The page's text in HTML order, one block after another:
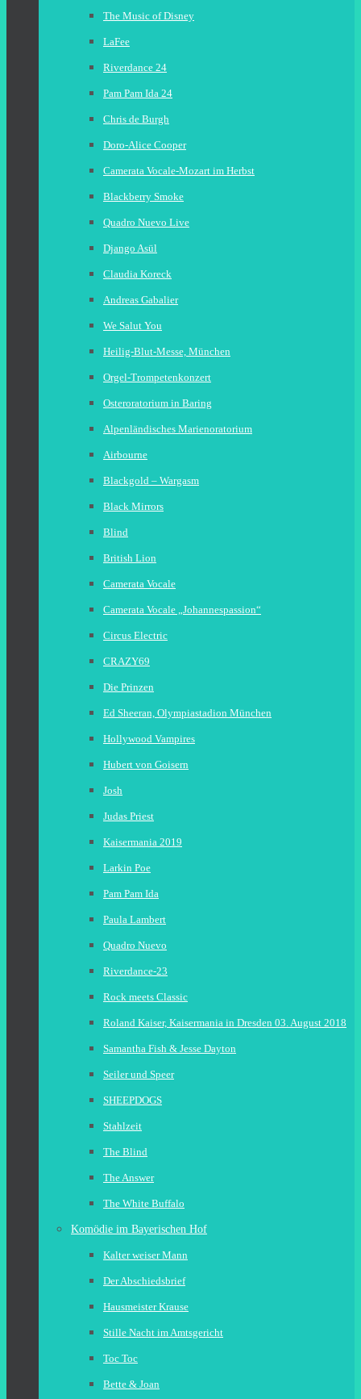
The Music of Disney
LaFee
Riverdance 24
Pam Pam Ida 24
Chris de Burgh
Doro-Alice Cooper
Camerata Vocale-Mozart im Herbst
Blackberry Smoke
Quadro Nuevo Live
Django Asül
Claudia Koreck
Andreas Gabalier
We Salut You
Heilig-Blut-Messe, München
Orgel-Trompetenkonzert
Osteroratorium in Baring
Alpenländisches Marienoratorium
Airbourne
Blackgold – Wargasm
Black Mirrors
Blind
British Lion
Camerata Vocale
Camerata Vocale „Johannespassion“
Circus Electric
CRAZY69
Die Prinzen
Ed Sheeran, Olympiastadion München
Hollywood Vampires
Hubert von Goisern
Josh
Judas Priest
Kaisermania 2019
Larkin Poe
Pam Pam Ida
Paula Lambert
Quadro Nuevo
Riverdance-23
Rock meets Classic
Roland Kaiser, Kaisermania in Dresden 03. August 2018
Samantha Fish & Jesse Dayton
Seiler und Speer
SHEEPDOGS
Stahlzeit
The Blind
The Answer
The White Buffalo
Komödie im Bayerischen Hof
Kalter weiser Mann
Der Abschiedsbrief
Hausmeister Krause
Stille Nacht im Amtsgericht
Toc Toc
Bette & Joan